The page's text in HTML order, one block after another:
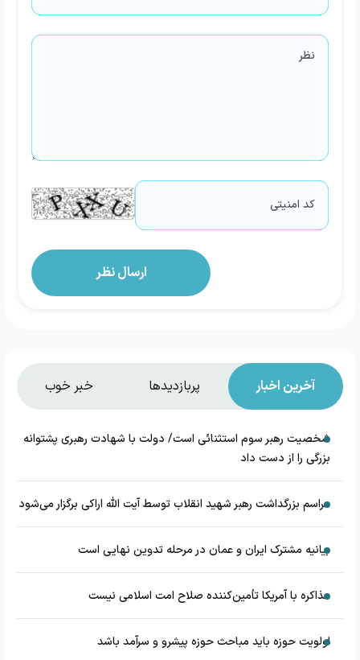
آخرین اخبار پربازدیدها خبر خوب
شخصیت رهبر سوم استثنائی است/ دولت با شهادت رهبری پشتوانه
بزرگی را از دست داد
مراسم بزرگداشت رهبر شهید انقلاب توسط آیت الله اراکی برگزار می‌شود
بیانیه مشترک ایران و عمان در مرحله تدوین نهایی است
مذاکره با آمریکا تأمین‌کننده صلاح امت اسلامی نیست
اولویت حوزه باید مباحث حوزه پیشرو و سرآمد باشد